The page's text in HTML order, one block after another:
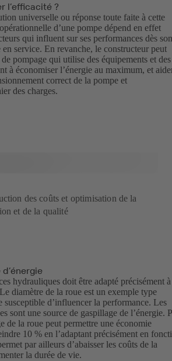
l’efficacité ?
universelle ou réponse toute faite à cette
d’une pompe dépend en effet
qui influent sur ses performances dès son
service. En revanche, le constructeur peut
pompage qui utilise des équipements et des
à économiser l’énergie au maximum, et
correct de la pompe et
des charges.
des coûts et optimisation de la
et de la qualité
hydrauliques doit être adapté précisément
diamètre de la roue est un exemple type
susceptible d’influencer la performance. Les
sont une source de gaspillage de l’énergie.
de la roue peut permettre une économie
10 % en l’adaptant précisément en
par ailleurs d’abaisser les coûts de la
la durée de vie.